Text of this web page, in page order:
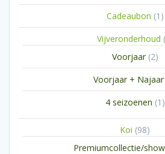
Cadeaubon 1 1
Vijveronderhoud
Voorjaar 22
Voorjaar + Najaar
4 seizoenen 1 1
Koi 9898
Premiumcollectie/